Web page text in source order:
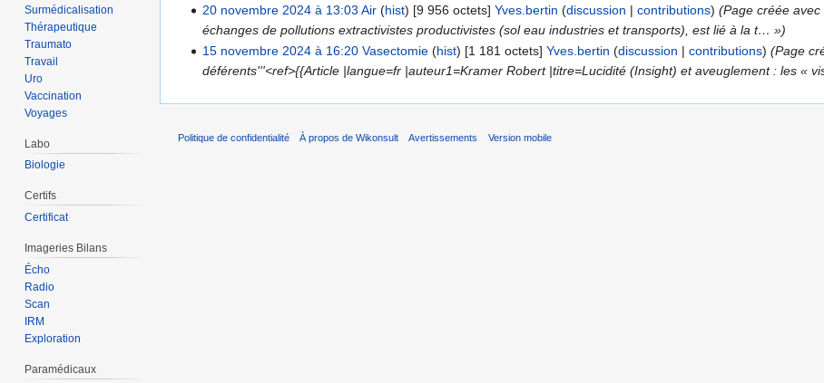
20 novembre 2024 à 13:03 ‎Air (hist) [9 956 octets] ‎Yves.bertin (discussion |contributions) (Page créée
échanges de pollutions extractivistes productivistes (sol eau industries et transports), est lié à la t… »)
15 novembre 2024 à 16:20 ‎Vasectomie (hist) [1 181 octets] ‎Yves.bertin (discussion |contributions) (Page
déférents'''<ref>{{Article |langue=fr |auteur1=Kramer Robert |titre=Lucidité (Insight) et aveuglement : les «
Surmédicalisation
Thérapeutique
Traumato
Travail
Uro
Vaccination
Voyages
Labo
Biologie
Certifs
Certificat
Imageries Bilans
Écho
Radio
Scan
IRM
Exploration
Paramédicaux
Politique de confidentialité À propos de Wikonsult Avertissements Version mobile